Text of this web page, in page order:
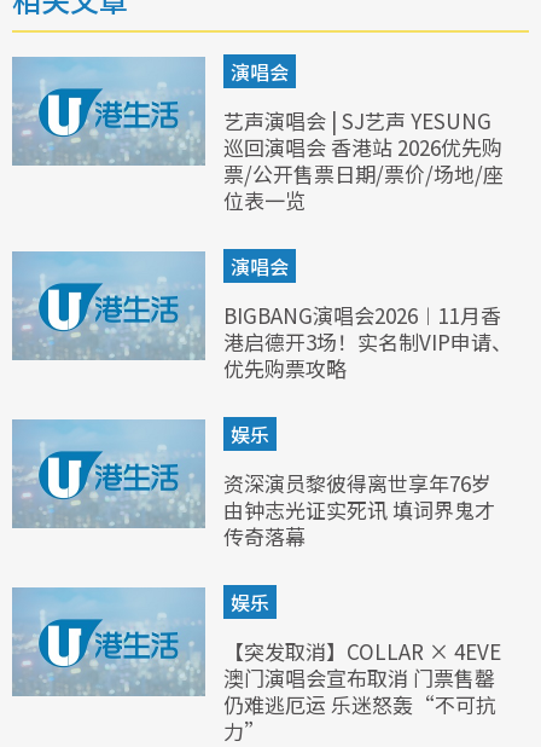
演唱会
艺声演唱会 | SJ艺声 YESUNG
巡回演唱会 香港站 2026优先购
票/公开售票日期/票价/场地/座
位表一览
演唱会
BIGBANG演唱会2026︱11月香
港启德开3场！实名制VIP申请、
优先购票攻略
娱乐
资深演员黎彼得离世享年76岁
由钟志光证实死讯 填词界鬼才
传奇落幕
娱乐
【突发取消】COLLAR × 4EVE
澳门演唱会宣布取消 门票售罄
仍难逃厄运 乐迷怒轰“不可抗
力”